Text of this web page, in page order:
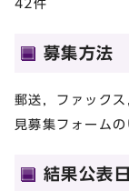
42件
募集方法
郵送，ファック
見募集フォームの
結果公表日